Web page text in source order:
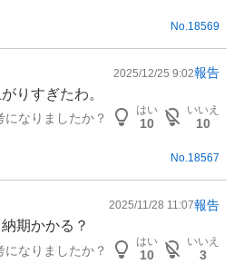
No. 18569
2025/12/25 9:02報告
りすぎたわ。
になりましたか？
はい
10
いいえ
10
No.18567
2025/11/28 11:07報告
期かかる？
になりましたか？
はい
10
いいえ
3